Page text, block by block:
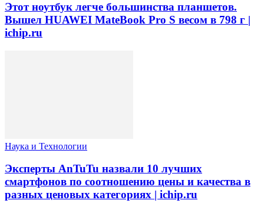
Этот ноутбук легче большинства планшетов.
Вышел HUAWEI MateBook Pro S весом в 798 г |
ichip.ru
Наука и Технологии
Эксперты AnTuTu назвали 10 лучших
смартфонов по соотношению цены и качества в
разных ценовых категориях | ichip.ru